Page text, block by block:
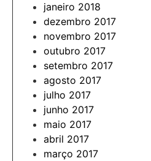
janeiro 2018
dezembro 2017
novembro 2017
outubro 2017
setembro 2017
agosto 2017
julho 2017
junho 2017
maio 2017
abril 2017
março 2017